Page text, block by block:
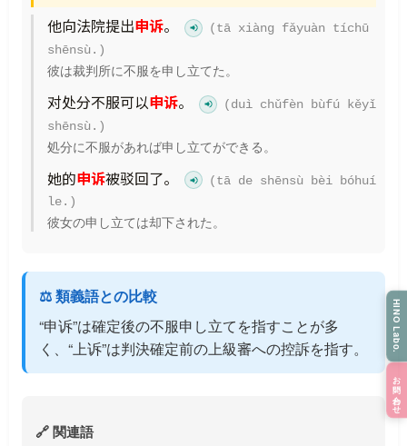
他向法院提出申诉。
(tā xiàng fǎyuàn tíchū
shēnsù.)
彼は裁判所に不服を申し立てた。
对处分不服可以申诉。
(duì chǔfèn bùfú kěyǐ
shēnsù.)
処分に不服があれば申し立てができる。
她的申诉被驳回了。
(tā de shēnsù bèi bóhuí
le.)
彼女の申し立ては却下された。
⚖️ 類義語との比較
“申诉”は確定後の不服申し立てを指すことが多
く、“上诉”は判決確定前の上級審への控訴を指す。
🔗 関連語
HINO Labo.
お問い合わせ